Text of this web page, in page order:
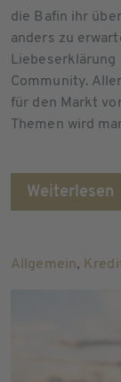
die Bafin ihr
anders zu
Liebeserklärung
Community.
für den Markt
Themen wird
Weiterlesen
Allgemein,